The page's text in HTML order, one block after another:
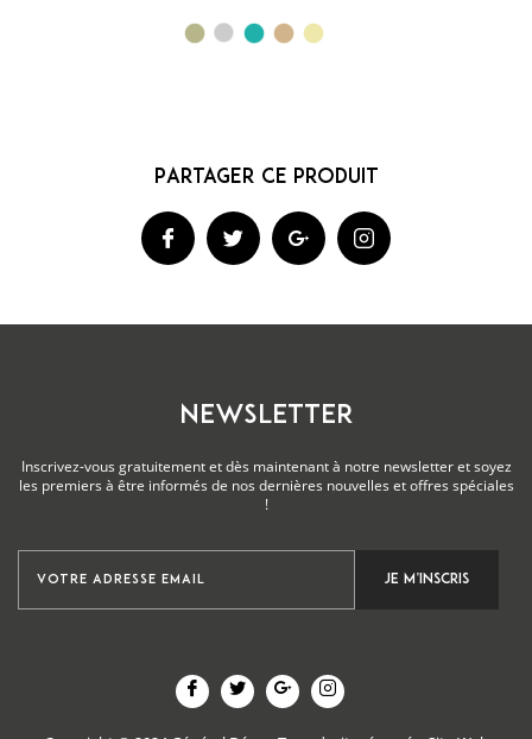
NEWSLETTER
Inscrivez-vous gratuitement et dès maintenant à notre newsletter et soyez
les premiers à être informés de nos dernières nouvelles et offres spéciales
!